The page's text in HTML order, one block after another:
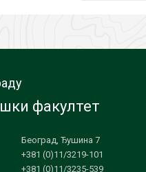
факултет
Београд, Ђушина 7
+381 (0)11/3219-101
+381 (0)11/3235-539